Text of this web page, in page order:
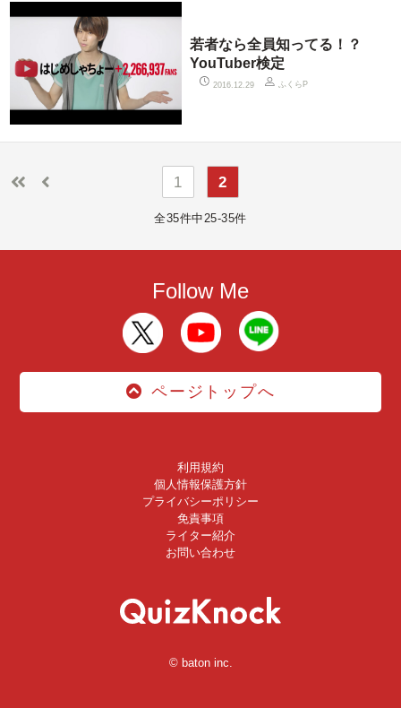
若者なら全員知ってる！？
YouTuber検定
2016.12.29 ふくらP
1 2
全35件中25-35件
Follow Me
ページトップへ
利用規約
個人情報保護方針
プライバシーポリシー
免責事項
ライター紹介
お問い合わせ
© baton inc.